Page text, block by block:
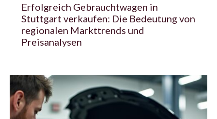
Erfolgreich Gebrauchtwagen in
Stuttgart verkaufen: Die Bedeutung von
regionalen Markttrends und
Preisanalysen